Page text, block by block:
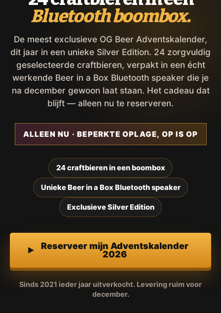
Bluetooth boombox.
De meest exclusieve OG Beer Adventskalender,
dit jaar in een unieke Silver Edition. 24 zorgvuldig
geselecteerde craftbieren, verpakt in een écht
werkende Beer in a Box Bluetooth speaker die je
na december gewoon laat staan. Het cadeau dat
blijft — alleen nu te reserveren.
ALLEEN NU · BEPERKTE OPLAGE, OP IS OP
24 craftbieren in een boombox
Unieke Beer in a Box Bluetooth speaker
Exclusieve Silver Edition
Reserveer mijn Adventskalender
2026
Sinds 2021 ieder jaar uitverkocht. Levering ruim voor
december.